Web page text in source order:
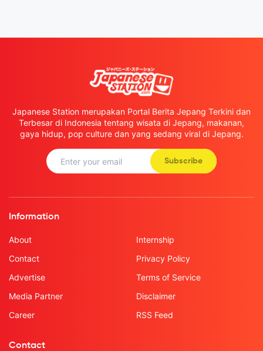
Japanese Station merupakan Portal Berita Jepang Terkini dan
Terbesar di Indonesia tentang wisata di Jepang, makanan,
gaya hidup, pop culture dan yang sedang viral di Jepang.
Subscribe
Information
About
Contact
Advertise
Media Partner
Career
Internship
Privacy Policy
Terms of Service
Disclaimer
RSS Feed
Contact